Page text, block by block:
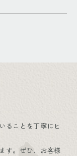
ることを丁寧にヒ
す。ぜひ、お客様